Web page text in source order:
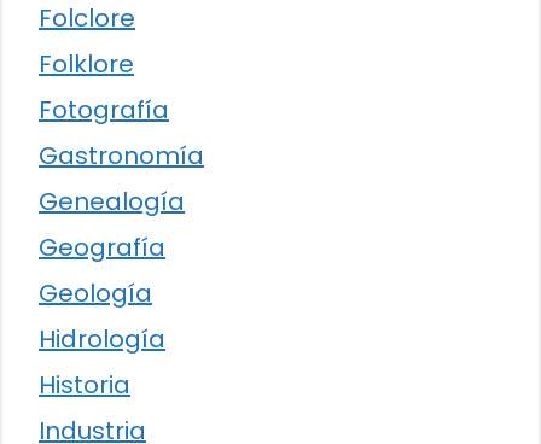
Folclore
Folklore
Fotografía
Gastronomía
Genealogía
Geografía
Geología
Hidrología
Historia
Industria